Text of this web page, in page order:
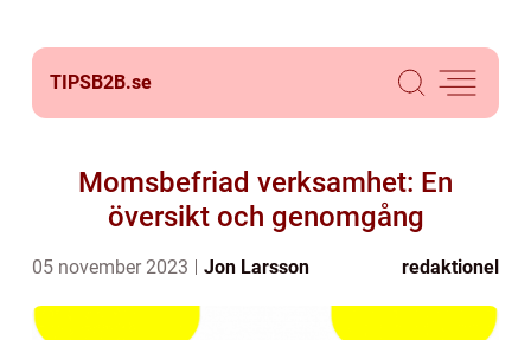
TIPSB2B.se
Momsbefriad verksamhet: En
översikt och genomgång
05 november 2023 Jon Larsson redaktionel